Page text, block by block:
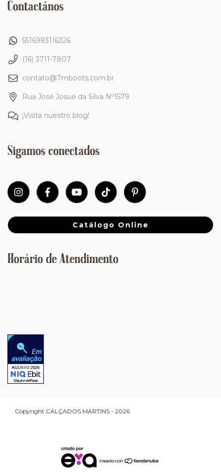
Contactános
5516993116326
(16) 3711-7807
contato@7mboots.com.br
Rua José Josué da Silva Nº1579
¡Visita nuestro blog!
Sigamos conectados
Catálogo Online
Horário de Atendimento
Copyright CALÇADOS MARTINS - 2026